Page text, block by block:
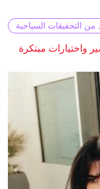
من التحقيقات السياحية
واختيارات مبتكرة